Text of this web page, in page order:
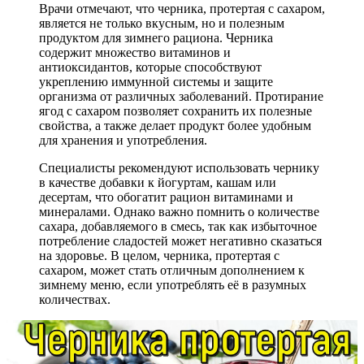
Врачи отмечают, что черника, протертая с сахаром,
является не только вкусным, но и полезным
продуктом для зимнего рациона. Черника
содержит множество витаминов и
антиоксидантов, которые способствуют
укреплению иммунной системы и защите
организма от различных заболеваний. Протирание
ягод с сахаром позволяет сохранить их полезные
свойства, а также делает продукт более удобным
для хранения и употребления.
Специалисты рекомендуют использовать чернику
в качестве добавки к йогуртам, кашам или
десертам, что обогатит рацион витаминами и
минералами. Однако важно помнить о количестве
сахара, добавляемого в смесь, так как избыточное
потребление сладостей может негативно сказаться
на здоровье. В целом, черника, протертая с
сахаром, может стать отличным дополнением к
зимнему меню, если употреблять её в разумных
количествах.